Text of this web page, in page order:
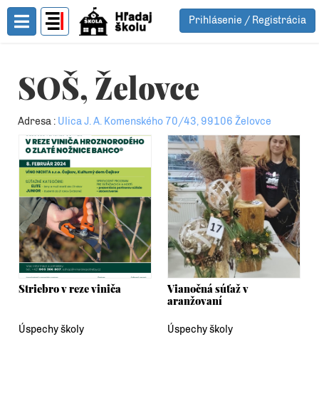
Toggle Menu
Prihlásenie / Registrácia
SOŠ, Želovce
Adresa : Ulica J. A. Komenského 70/43, 99106 Želovce
Striebro v reze viniča
Úspechy školy
Vianočná súťaž v
aranžovaní
Úspechy školy